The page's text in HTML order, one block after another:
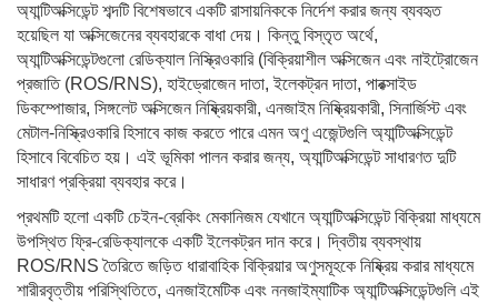
অ্যান্টিঅক্সিডেন্ট শব্দটি বিশেষভাবে একটি রাসায়নিককে নির্দেশ করার জন্য ব্যবহৃত
হয়েছিল যা অক্সিজেনের ব্যবহারকে বাধা দেয়। কিন্তু বিস্তৃত অর্থে,
অ্যান্টিঅক্সিডেন্টগুলো রেডিক্যাল নিস্ক্রিওকারি (বিক্রিয়াশীল অক্সিজেন এবং নাইট্রোজেন
প্রজাতি (ROS/RNS), হাইড্রোজেন দাতা, ইলেকট্রন দাতা, পারক্সাইড
ডিকম্পোজার, সিঙ্গলেট অক্সিজেন নিষ্ক্রিয়কারী, এনজাইম নিষ্ক্রিয়কারী, সিনার্জিস্ট এবং
মেটাল-নিস্ক্রিওকারি হিসাবে কাজ করতে পারে এমন অণু এজেন্টগুলি অ্যান্টিঅক্সিডেন্ট
হিসাবে বিবেচিত হয়। এই ভূমিকা পালন করার জন্য, অ্যান্টিঅক্সিডেন্ট সাধারণত দুটি
সাধারণ প্রক্রিয়া ব্যবহার করে।
প্রথমটি হলো একটি চেইন-ব্রেকিং মেকানিজম যেখানে অ্যান্টিঅক্সিডেন্ট বিক্রিয়া মাধ্যমে
উপস্থিত ফ্রি-রেডিক্যালকে একটি ইলেকট্রন দান করে। দ্বিতীয় ব্যবস্থায়
ROS/RNS তৈরিতে জড়িত ধারাবাহিক বিক্রিয়ার অণুসমূহকে নিষ্ক্রিয় করার মাধ্যমে
শারীরবৃত্তীয় পরিস্থিতিতে, এনজাইমেটিক এবং ননজাইম্যাটিক অ্যান্টিঅক্সিডেন্টগুলি এই